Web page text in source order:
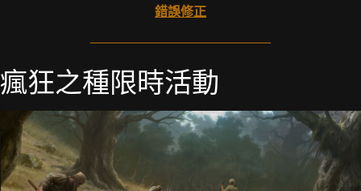
錯誤修正
瘋狂之種限時活動